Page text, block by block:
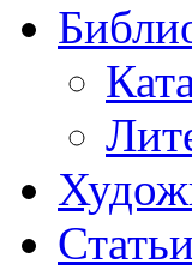
Статьи